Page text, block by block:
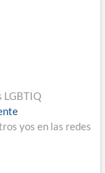
LGBTIQ
Entrada
siguiente:
yos en las redes